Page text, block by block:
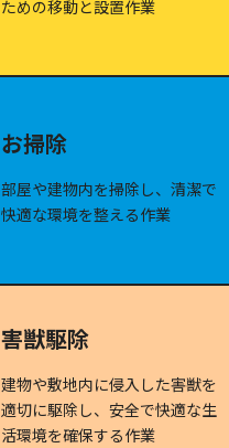
ための移動と設置作業
お掃除
部屋や建物内を掃除し、清潔で
快適な環境を整える作業
害獣駆除
建物や敷地内に侵入した害獣を
適切に駆除し、安全で快適な生
活環境を確保する作業